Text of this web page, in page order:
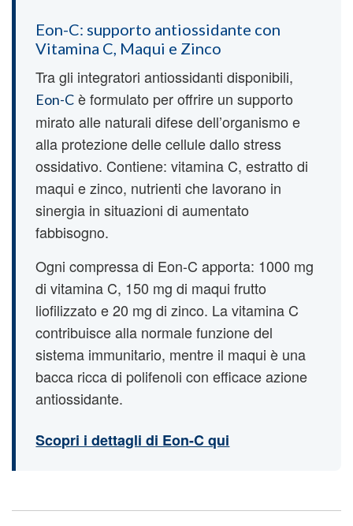
Eon-C: supporto antiossidante con
Vitamina C, Maqui e Zinco
Tra gli integratori antiossidanti disponibili,
Eon-C è formulato per offrire un supporto
mirato alle naturali difese dell’organismo e
alla protezione delle cellule dallo stress
ossidativo. Contiene: vitamina C, estratto di
maqui e zinco, nutrienti che lavorano in
sinergia in situazioni di aumentato
fabbisogno.
Ogni compressa di Eon-C apporta: 1000 mg
di vitamina C, 150 mg di maqui frutto
liofilizzato e 20 mg di zinco. La vitamina C
contribuisce alla normale funzione del
sistema immunitario, mentre il maqui è una
bacca ricca di polifenoli con efficace azione
antiossidante.
Scopri i dettagli di Eon-C qui